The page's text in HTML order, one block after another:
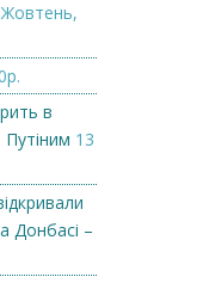
в
13
Донбасі –